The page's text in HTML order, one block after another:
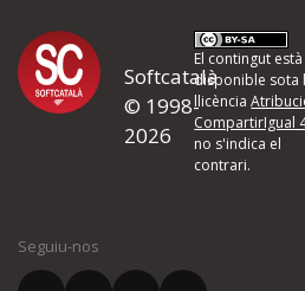
Proposeu-
d'errors
Si heu trobat un error o voleu
quina és la millora que proposeu o
Softcatalà
© 1998-
2026
El contingut està
disponible sota
llicència
CompartirIgual
no s'indica el
contrari.
Seguiu-nos